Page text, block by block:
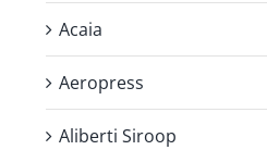
Acaia
Aeropress
Aliberti Siroop